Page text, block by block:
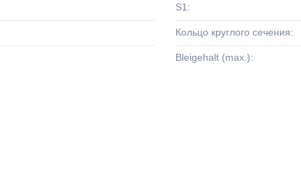
S1:
Кольцо круглого сечения:
Bleigehalt (max.):